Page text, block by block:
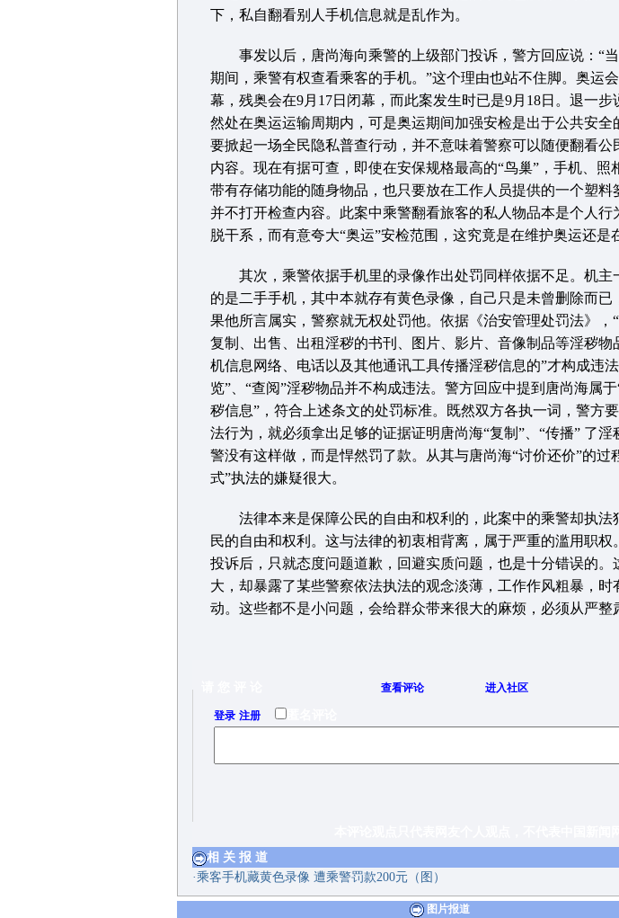
下，私自翻看别人手机信息就是乱作为。
事发以后，唐尚海向乘警的上级部门投诉，警方回应说：“当
期间，乘警有权查看乘客的手机。”这个理由也站不住脚。奥运
幕，残奥会在9月17日闭幕，而此案发生时已是9月18日。退一步
然处在奥运运输周期内，可是奥运期间加强安检是出于公共安全
要掀起一场全民隐私普查行动，并不意味着警察可以随便翻看公
内容。现在有据可查，即使在安保规格最高的“鸟巢”，手机、照
带有存储功能的随身物品，也只要放在工作人员提供的一个塑料
并不打开检查内容。此案中乘警翻看旅客的私人物品本是个人行
脱干系，而有意夸大“奥运”安检范围，这究竟是在维护奥运还是
其次，乘警依据手机里的录像作出处罚同样依据不足。机主
的是二手手机，其中本就存有黄色录像，自己只是未曾删除而已
果他所言属实，警察就无权处罚他。依据《治安管理处罚法》，“
复制、出售、出租淫秽的书刊、图片、影片、音像制品等淫秽物
机信息网络、电话以及其他通讯工具传播淫秽信息的”才构成违法
览”、“查阅”淫秽物品并不构成违法。警方回应中提到唐尚海属
秽信息”，符合上述条文的处罚标准。既然双方各执一词，警方
法行为，就必须拿出足够的证据证明唐尚海“复制”、“传播” 了淫
警没有这样做，而是悍然罚了款。从其与唐尚海“讨价还价”的过
式”执法的嫌疑很大。
法律本来是保障公民的自由和权利的，此案中的乘警却执法
民的自由和权利。这与法律的初衷相背离，属于严重的滥用职权
投诉后，只就态度问题道歉，回避实质问题，也是十分错误的。
大，却暴露了某些警察依法执法的观念淡薄，工作作风粗暴，时
动。这些都不是小问题，会给群众带来很大的麻烦，必须从严整
查看评论 进入社区
登录/ 注册 匿名评论
相 关 报 道
·乘客手机藏黄色录像 遭乘警罚款200元（图）
图片报道